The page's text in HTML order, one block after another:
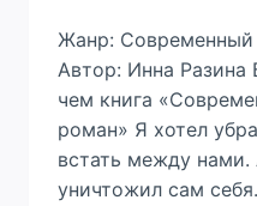
Жанр:
Автор: Инна
чем книга
роман» Я хотел
встать между нами.
уничтожил сам